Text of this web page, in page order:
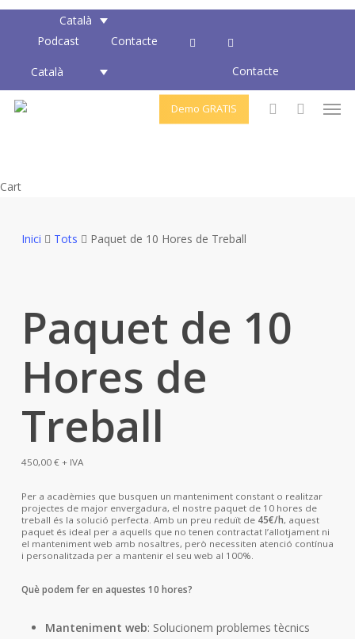
Skip
content
Català
Podcast
Contacte
Català Contacte
Demo GRATIS
CartClose
Inici Tots Paquet de 10 Hores de Treball
Paquet de 10
Hores de
Treball
450,00 €+ IVA
Per a acadèmies que busquen un manteniment constant o realitzar
projectes de major envergadura, el nostre paquet de 10 hores de
treball és la solució perfecta. Amb un preu reduït de 45€/h, aquest
paquet és ideal per a aquells que no tenen contractat l’allotjament ni
el manteniment web amb nosaltres, però necessiten atenció contínua
i personalitzada per a mantenir el seu web al 100%.
Què podem fer en aquestes 10 hores?
Manteniment web: Solucionem problemes tècnics